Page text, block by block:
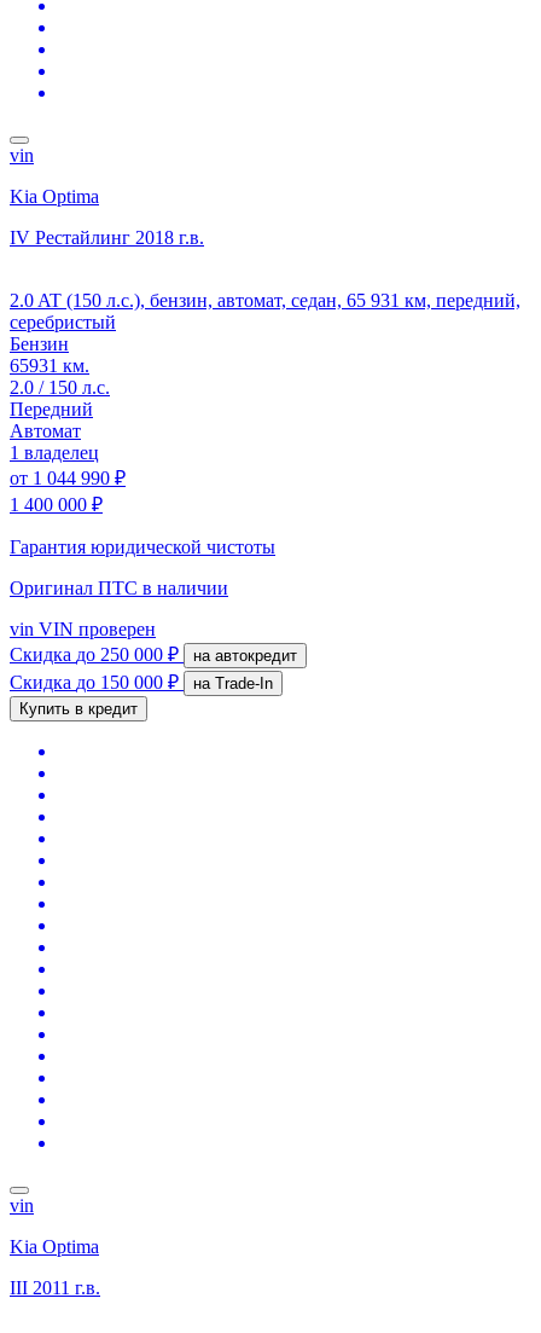
vin
Kia Optima
IV Рестайлинг 2018 г.в.
2.0 AT (150 л.с.), бензин, автомат, седан, 65 931 км, передний,
серебристый
Бензин
65931 км.
2.0 / 150 л.с.
Передний
Автомат
1 владелец
от 1 044 990 ₽
1 400 000 ₽
Гарантия юридической чистоты
Оригинал ПТС в наличии
vin VIN проверен
Скидка до 250 000 ₽ на автокредит
Скидка до 150 000 ₽
на Trade-In
Купить в кредит
vin
Kia Optima
III 2011 г.в.